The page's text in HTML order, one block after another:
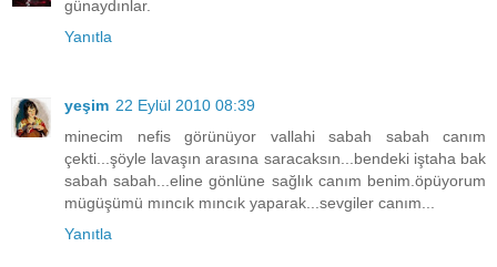
günaydınlar.
Yanıtla
yeşim 22 Eylül 2010 08:39
minecim nefis görünüyor vallahi sabah sabah canım
çekti...şöyle lavaşın arasına saracaksın...bendeki iştaha bak
sabah sabah...eline gönlüne sağlık canım benim.öpüyorum
mügüşümü mıncık mıncık yaparak...sevgiler canım...
Yanıtla